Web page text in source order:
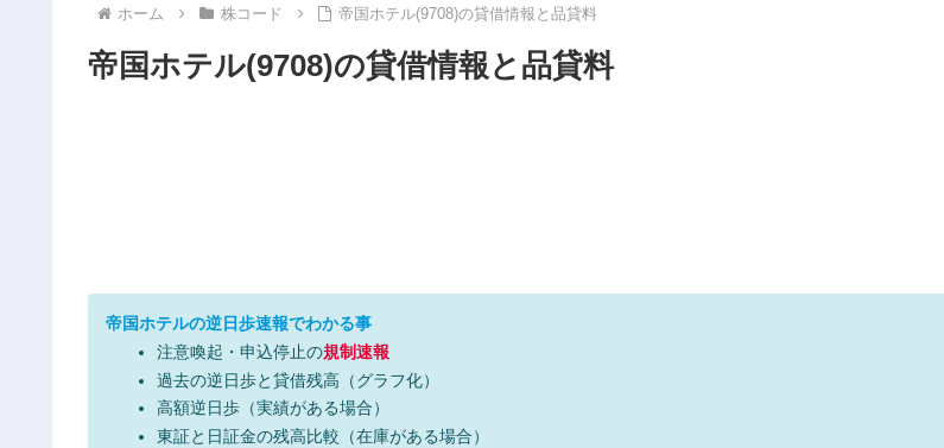
ホーム 株コード 帝国ホテル(9708)の貸借情報と品貸料
帝国ホテル(9708)の貸借情報と品貸料
帝国ホテルの逆日歩速報でわかる事
注意喚起・申込停止の規制速報
過去の逆日歩と貸借残高（グラフ化）
高額逆日歩（実績がある場合）
東証と日証金の残高比較（在庫がある場合）